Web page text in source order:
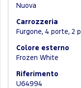
Nuova
Carrozzeria
Furgone, 4 porte, 2
Colore esterno
Frozen White
Riferimento
U64994